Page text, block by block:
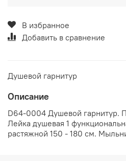
В избранное
Добавить в сравнение
Душевой гарнитур
Описание
D64-0004 Душевой гарнитур.
Лейка душевая 1
растяжной 150 - 180 см.